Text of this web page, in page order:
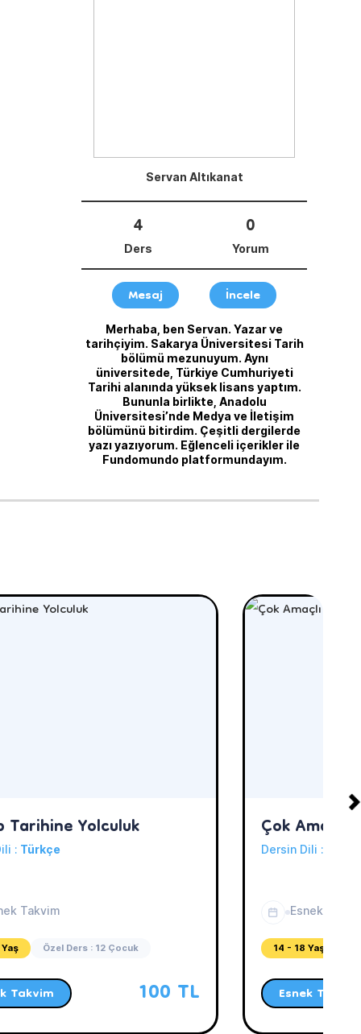
Servan Altıkanat
4
Ders
0
Yorum
Mesaj İncele
Merhaba, ben Servan. Yazar ve
tarihçiyim. Sakarya Üniversitesi Tarih
bölümü mezunuyum. Aynı
üniversitede, Türkiye Cumhuriyeti
Tarihi alanında yüksek lisans yaptım.
Bununla birlikte, Anadolu
Üniversitesi’nde Medya ve İletişim
bölümünü bitirdim. Çeşitli dergilerde
yazı yazıyorum. Eğlenceli içerikler ile
Fundomundo platformundayım.
Tarihine Yolculuk
: Türkçe
Takvim
Özel Ders : 12 Çocuk
Takvim 100 TL
Çok Amaçlı
Dersin Dili :
Esnek
14 - 18 Yaş
Esnek Takvim